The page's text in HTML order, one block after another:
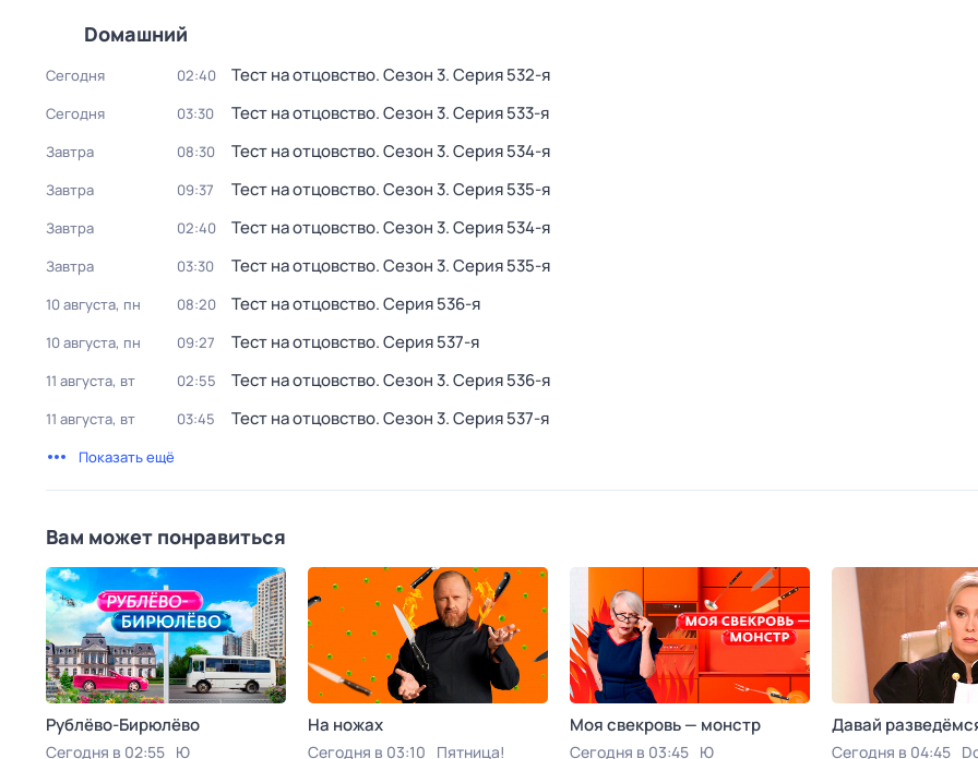
Dомашний
Сегодня 02:40 Тест на отцовство. Сезон 3. Серия 532-я
Сегодня 03:30 Тест на отцовство. Сезон 3. Серия 533-я
Завтра 08:30 Тест на отцовство. Сезон 3. Серия 534-я
Завтра 09:37 Тест на отцовство. Сезон 3. Серия 535-я
Завтра 02:40 Тест на отцовство. Сезон 3. Серия 534-я
Завтра 03:30 Тест на отцовство. Сезон 3. Серия 535-я
10 августа, пн 08:20 Тест на отцовство. Серия 536-я
10 августа, пн 09:27 Тест на отцовство. Серия 537-я
11 августа, вт 02:55 Тест на отцовство. Сезон 3. Серия 536-я
11 августа, вт 03:45 Тест на отцовство. Сезон 3. Серия 537-я
Показать ещё
Вам может понравиться
Рублёво-Бирюлёво
Сегодня в 02:55 Ю
На ножах
Сегодня в 03:10 Пятница!
Моя свекровь — монстр
Сегодня в 03:45 Ю
Давай
Сегодня в 04:45